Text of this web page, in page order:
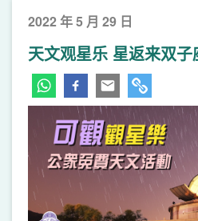
2022 年 5 月 29 日
天文观星乐 星返来双